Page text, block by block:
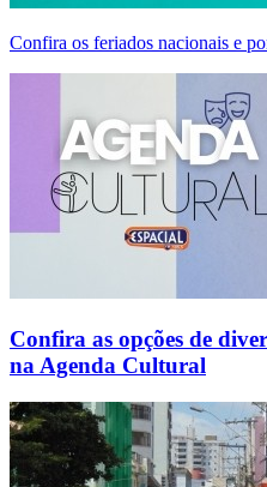
Confira os feriados nacionais e
Confira as opções de
na Agenda Cultural